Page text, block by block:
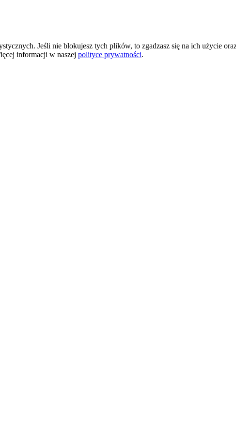
Jeśli nie blokujesz tych plików, to zgadzasz się na ich użycie
informacji w naszej polityce prywatności.